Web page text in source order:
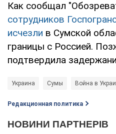
Как сообщал
сотрудников
исчезли в Сумской
границы с Россией.
подтвердила
Украина Сумы Война в
Редакционная политика